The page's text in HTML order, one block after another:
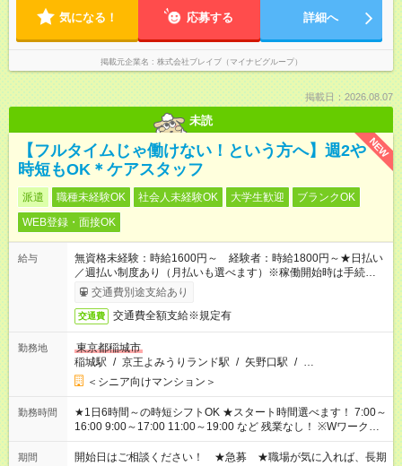
気になる！ 応募する 詳細へ
掲載元企業名 株式会社ブレイブ（マイナビグループ）
掲載日：2026.08.07
未読
NEW
【フルタイムじゃ働けない！という方へ】週2や
時短もOK＊ケアスタッフ
派遣 職種未経験OK 社会人未経験OK 大学生歓迎
ブランクOK
WEB登録・面接OK
給与
無資格未経験：時給1600円～ 経験者：時給1800円～★日払い
／週払い制度あり（月払いも選べます）※稼働開始時は手続き完
了次第のお支払いとなります。
交通費別途支給あり
交通費 交通費全額支給※規定有
勤務地
東京都稲城市
稲城駅 / 京王よみうりランド駅 / 矢野口駅 / …
＜シニア向けマンション＞
勤務時間
★1日6時間～の時短シフトOK ★スタート時間選べます！ 7:00～
16:00 9:00～17:00 11:00～19:00 など 残業なし！ ※Wワークの
場合、他のお仕事と合わせ週40時間超の就業はご案内できませ
ん ※法令に基づき、週20時間以上勤務は社会保険への加入対象
期間
開始日はご相談ください！ ★急募 ★職場が気に入れば、長期